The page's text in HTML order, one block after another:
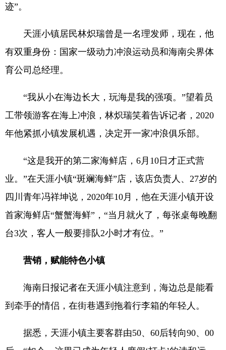
迹”。
天涯小镇居民林炽瑞曾是一名理发师，现在，他
有双重身份：国家一级动力冲浪运动员和海南尖界体
育公司总经理。
“我从小在海边长大，玩海是我的强项。”望着员
工带领游客在海上冲浪，林炽瑞笑着告诉记者，2020
年他紧抓小镇发展机遇，决定开一家冲浪俱乐部。
“这是我开的第二家海鲜店，6月10日才正式营
业。”在天涯小镇“斑斓海鲜”店，该店负责人、27岁的
四川青年冯祥坤说，2020年10月，他在天涯小镇开设
首家海鲜店“蟹蟹海鲜”，“当月就火了，每张桌每晚翻
台3次，客人一般要排队2小时才有位。”
营销，赋能特色小镇
海南日报记者在天涯小镇注意到，海边总是能看
到牵手的情侣，在街巷遇到拖着行李箱的年轻人。
据悉，天涯小镇主要客群由50、60后转向90、00